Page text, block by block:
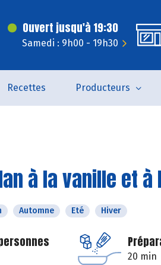
Ouvert jusqu'à 19:30
Samedi : 9h00 - 19h30
Recettes Producteurs
à la vanille et à
Automne Eté Hiver
20 min